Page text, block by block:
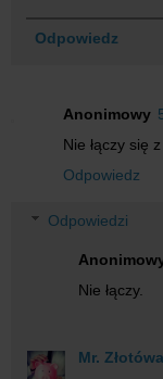
Odpowiedz
Anonimowy
Nie łączy się
Odpowiedz
Odpowiedzi
Nie łączy.
Mr. Złotówa